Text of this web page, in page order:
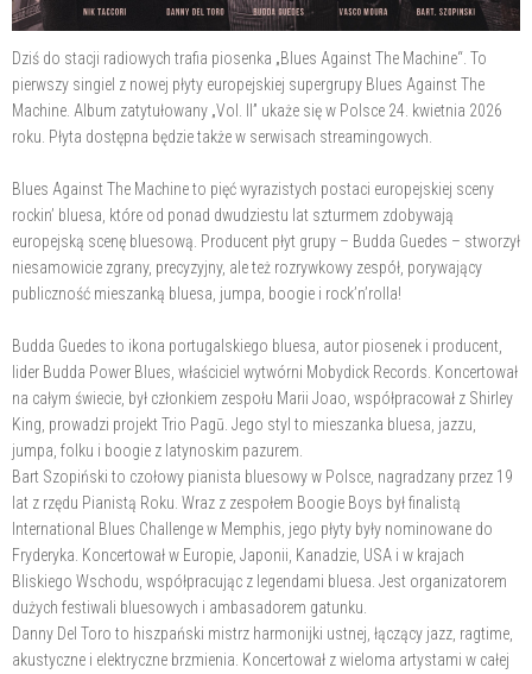
Dziś do stacji radiowych trafia piosenka „Blues Against The Machine“. To
pierwszy singiel z nowej płyty europejskiej supergrupy Blues Against The
Machine. Album zatytułowany „Vol. II” ukaże się w Polsce 24. kwietnia 2026
roku. Płyta dostępna będzie także w serwisach streamingowych.
Blues Against The Machine to pięć wyrazistych postaci europejskiej sceny
rockin’ bluesa, które od ponad dwudziestu lat szturmem zdobywają
europejską scenę bluesową. Producent płyt grupy – Budda Guedes – stworzył
niesamowicie zgrany, precyzyjny, ale też rozrywkowy zespół, porywający
publiczność mieszanką bluesa, jumpa, boogie i rock’n’rolla!
Budda Guedes to ikona portugalskiego bluesa, autor piosenek i producent,
lider Budda Power Blues, właściciel wytwórni Mobydick Records. Koncertował
na całym świecie, był członkiem zespołu Marii Joao, współpracował z Shirley
King, prowadzi projekt Trio Pagū. Jego styl to mieszanka bluesa, jazzu,
jumpa, folku i boogie z latynoskim pazurem.
Bart Szopiński to czołowy pianista bluesowy w Polsce, nagradzany przez 19
lat z rzędu Pianistą Roku. Wraz z zespołem Boogie Boys był finalistą
International Blues Challenge w Memphis, jego płyty były nominowane do
Fryderyka. Koncertował w Europie, Japonii, Kanadzie, USA i w krajach
Bliskiego Wschodu, współpracując z legendami bluesa. Jest organizatorem
dużych festiwali bluesowych i ambasadorem gatunku.
Danny Del Toro to hiszpański mistrz harmonijki ustnej, łączący jazz, ragtime,
akustyczne i elektryczne brzmienia. Koncertował z wieloma artystami w całej